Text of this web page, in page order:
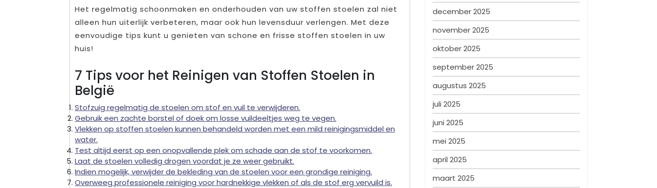
Het regelmatig schoonmaken en onderhouden van uw stoffen stoelen zal niet
alleen hun uiterlijk verbeteren, maar ook hun levensduur verlengen. Met deze
eenvoudige tips kunt u genieten van schone en frisse stoffen stoelen in uw
huis!
7 Tips voor het Reinigen van Stoffen Stoelen in
België
Stofzuig regelmatig de stoelen om stof en vuil te verwijderen.
Gebruik een zachte borstel of doek om losse vuildeeltjes weg te vegen.
Vlekken op stoffen stoelen kunnen behandeld worden met een mild reinigingsmiddel en
water.
Test altijd eerst op een onopvallende plek om schade aan de stof te voorkomen.
Laat de stoelen volledig drogen voordat je ze weer gebruikt.
Indien mogelijk, verwijder de bekleding van de stoelen voor een grondige reiniging.
Overweeg professionele reiniging voor hardnekkige vlekken of als de stof erg vervuild is.
december 2025
november 2025
oktober 2025
september 2025
augustus 2025
juli 2025
juni 2025
mei 2025
april 2025
maart 2025